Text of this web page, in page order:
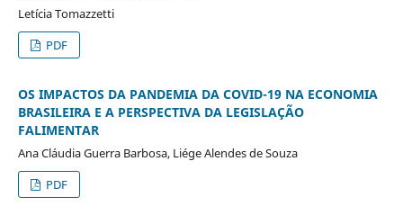
Letícia Tomazzetti
PDF
OS IMPACTOS DA PANDEMIA DA COVID-19 NA ECONOMIA
BRASILEIRA E A PERSPECTIVA DA LEGISLAÇÃO
FALIMENTAR
Ana Cláudia Guerra Barbosa, Liége Alendes de Souza
PDF